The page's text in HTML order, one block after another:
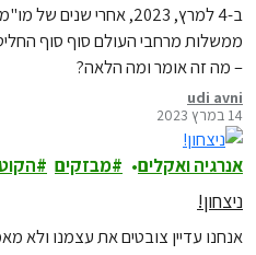
ב-4 למרץ, 2023, אחרי
ממשלות מרחבי העולם סוף סוף
– מה זה אומר ומה הלאה?
udi avni
14 במרץ 2023
אנרגיה ואקלים מבזקים
ניצחון!
אנחנו עדיין צובטים את עצמנו ולא